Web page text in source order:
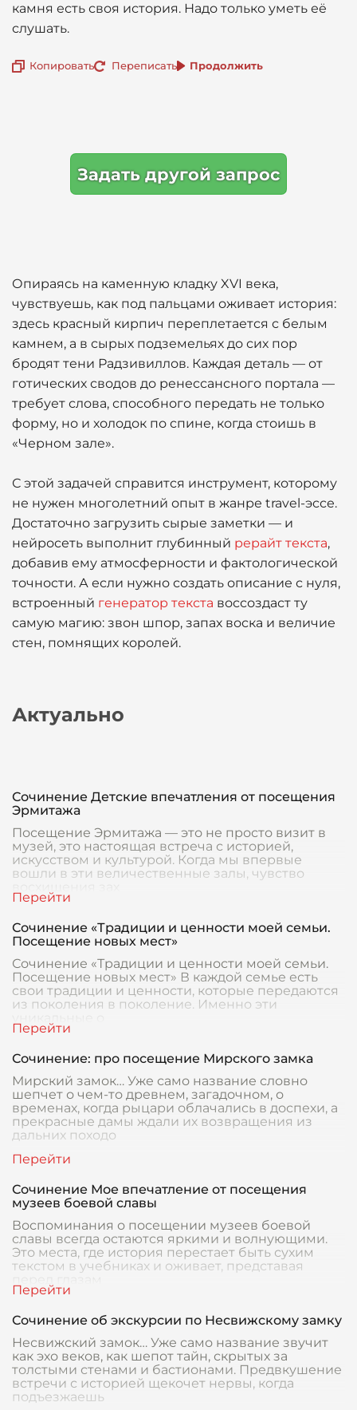
камня есть своя история. Надо только уметь её
слушать.
Копировать Переписать Продолжить
Задать другой запрос
Опираясь на каменную кладку XVI века,
чувствуешь, как под пальцами оживает история:
здесь красный кирпич переплетается с белым
камнем, а в сырых подземельях до сих пор
бродят тени Радзивиллов. Каждая деталь — от
готических сводов до ренессансного портала —
требует слова, способного передать не только
форму, но и холодок по спине, когда стоишь в
«Черном зале».
С этой задачей справится инструмент, которому
не нужен многолетний опыт в жанре travel-эссе.
Достаточно загрузить сырые заметки — и
нейросеть выполнит глубинный рерайт текста,
добавив ему атмосферности и фактологической
точности. А если нужно создать описание с нуля,
встроенный генератор текста воссоздаст ту
самую магию: звон шпор, запах воска и величие
стен, помнящих королей.
Актуально
Сочинение Детские впечатления от посещения
Эрмитажа
Посещение Эрмитажа — это не просто визит в
музей, это настоящая встреча с историей,
искусством и культурой. Когда мы впервые
вошли в эти величественные залы, чувство
Сочинение «Традиции и ценности моей семьи.
Посещение новых мест»
Сочинение «Традиции и ценности моей семьи.
Посещение новых мест» В каждой семье есть
свои традиции и ценности, которые передаются
из поколения в поколение. Именно эти
Сочинение: про посещение Мирского замка
Мирский замок… Уже само название словно
шепчет о чем-то древнем, загадочном, о
временах, когда рыцари облачались в доспехи, а
прекрасные дамы ждали их возвращения из
дальних походо
Сочинение Мое впечатление от посещения
музеев боевой славы
Воспоминания о посещении музеев боевой
славы всегда остаются яркими и волнующими.
Это места, где история перестает быть сухим
текстом в учебниках и оживает, представая
Сочинение об экскурсии по Несвижскому замку
Несвижский замок… Уже само название звучит
как эхо веков, как шепот тайн, скрытых за
толстыми стенами и бастионами. Предвкушение
встречи с историей щекочет нервы, когда
подъезжаешь